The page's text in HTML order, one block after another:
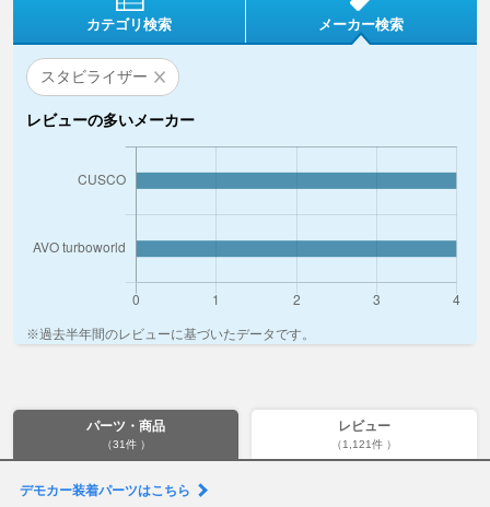
カテゴリ検索 メーカー検索
スタビライザー
レビューの多いメーカー
※過去半年間のレビューに基づいたデータです。
パーツ・商品
（31件 ）
レビュー
（1,121件 ）
デモカー装着パーツはこちら